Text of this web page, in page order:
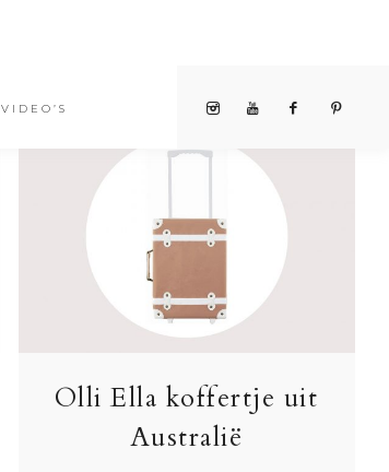
VIDEO’S
Olli Ella koffertje uit
Australië